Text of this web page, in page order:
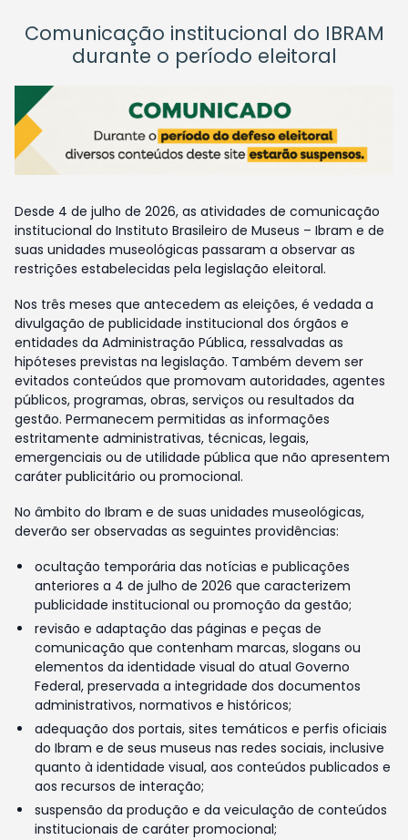
Comunicação institucional do IBRAM
durante o período eleitoral
Desde 4 de julho de 2026, as atividades de comunicação
institucional do Instituto Brasileiro de Museus – Ibram e de
suas unidades museológicas passaram a observar as
restrições estabelecidas pela legislação eleitoral.
Nos três meses que antecedem as eleições, é vedada a
divulgação de publicidade institucional dos órgãos e
entidades da Administração Pública, ressalvadas as
hipóteses previstas na legislação. Também devem ser
evitados conteúdos que promovam autoridades, agentes
públicos, programas, obras, serviços ou resultados da
gestão. Permanecem permitidas as informações
estritamente administrativas, técnicas, legais,
emergenciais ou de utilidade pública que não apresentem
caráter publicitário ou promocional.
No âmbito do Ibram e de suas unidades museológicas,
deverão ser observadas as seguintes providências:
ocultação temporária das notícias e publicações
anteriores a 4 de julho de 2026 que caracterizem
publicidade institucional ou promoção da gestão;
revisão e adaptação das páginas e peças de
comunicação que contenham marcas, slogans ou
elementos da identidade visual do atual Governo
Federal, preservada a integridade dos documentos
administrativos, normativos e históricos;
adequação dos portais, sites temáticos e perfis oficiais
do Ibram e de seus museus nas redes sociais, inclusive
quanto à identidade visual, aos conteúdos publicados e
aos recursos de interação;
suspensão da produção e da veiculação de conteúdos
institucionais de caráter promocional;